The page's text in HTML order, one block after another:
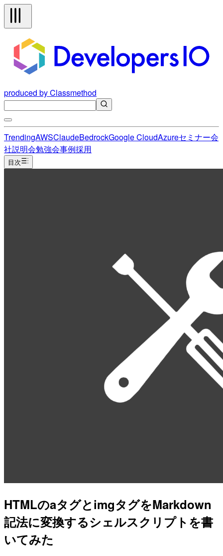
produced by Classmethod
TrendingAWSClaudeBedrockGoogle CloudAzureセミナー会
社説明会勉強会事例採用
目次
HTMLのaタグとimgタグをMarkdown
記法に変換するシェルスクリプトを書
いてみた